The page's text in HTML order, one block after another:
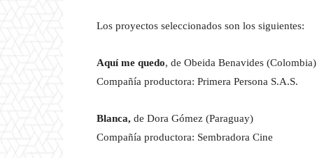
Los proyectos seleccionados son los siguientes:
Aquí me quedo, de Obeida Benavides (Colombia)
Compañía productora: Primera Persona S.A.S.
Blanca, de Dora Gómez (Paraguay)
Compañía productora: Sembradora Cine